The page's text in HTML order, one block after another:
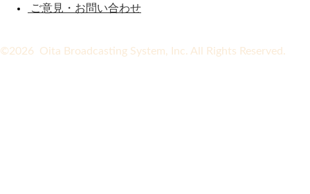
ご意見・お問い合わせ
©2026 Oita Broadcasting System, Inc. All Rights Reserved.